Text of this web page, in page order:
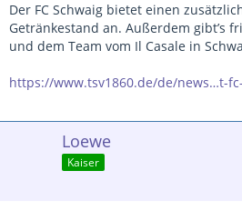
Der FC Schwaig bietet einen
Getränkestand an. Außerdem gibt’s
und dem Team vom Il Casale in
https://www.tsv1860.de/de/news…t-
Loewe
Kaiser